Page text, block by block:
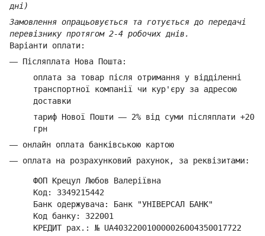
дні)
Замовлення опрацьовується та готується до передачі
перевізнику протягом 2-4 робочих днів.
Варіанти оплати:
— Післяплата Нова Пошта:
оплата за товар після отримання у відділенні
транспортної компанії чи кур'єру за адресою
доставки
тариф Нової Пошти — 2% від суми післяплати +20
грн
— онлайн оплата банківською картою
— оплата на розрахунковий рахунок, за реквізитами:
ФОП Крецул Любов Валеріївна
Код: 3349215442
Банк одержувача: Банк "УНІВЕРСАЛ БАНК"
Код банку: 322001
КРЕДИТ рах.: № UA403220010000026004350017722